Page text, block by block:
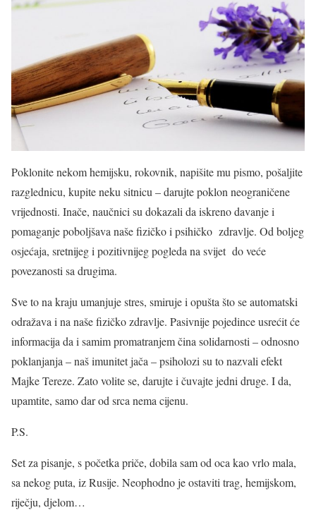
Poklonite nekom hemijsku, rokovnik, napišite mu pismo, pošaljite
razglednicu, kupite neku sitnicu – darujte poklon neograničene
vrijednosti. Inače, naučnici su dokazali da iskreno davanje i
pomaganje poboljšava naše fizičko i psihičko zdravlje. Od boljeg
osjećaja, sretnijeg i pozitivnijeg pogleda na svijet do veće
povezanosti sa drugima.
Sve to na kraju umanjuje stres, smiruje i opušta što se automatski
odražava i na naše fizičko zdravlje. Pasivnije pojedince usrećit će
informacija da i samim promatranjem čina solidarnosti – odnosno
poklanjanja – naš imunitet jača – psiholozi su to nazvali efekt
Majke Tereze. Zato volite se, darujte i čuvajte jedni druge. I da,
upamtite, samo dar od srca nema cijenu.
P.S.
Set za pisanje, s početka priče, dobila sam od oca kao vrlo mala,
sa nekog puta, iz Rusije. Neophodno je ostaviti trag, hemijskom,
riječju, djelom…